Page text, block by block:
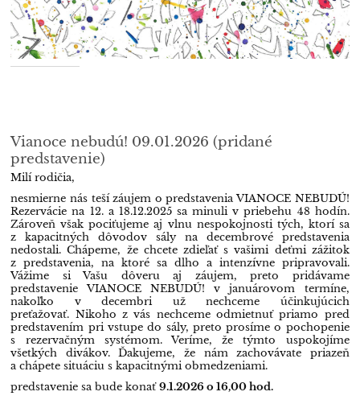
Vianoce nebudú! 09.01.2026 (pridané
predstavenie)
Milí rodičia,
nesmierne nás teší záujem o predstavenia VIANOCE NEBUDÚ!
Rezervácie na 12. a 18.12.2025 sa minuli v priebehu 48 hodín.
Zároveň však pociťujeme aj vlnu nespokojnosti tých, ktorí sa
z kapacitných dôvodov sály na decembrové predstavenia
nedostali. Chápeme, že chcete zdieľať s vašimi deťmi zážitok
z predstavenia, na ktoré sa dlho a intenzívne pripravovali.
Vážime si Vašu dôveru aj záujem, preto pridávame
predstavenie VIANOCE NEBUDÚ! v januárovom termíne,
nakoľko v decembri už nechceme účinkujúcich
preťažovať. Nikoho z vás nechceme odmietnuť priamo pred
predstavením pri vstupe do sály, preto prosíme o pochopenie
s rezervačným systémom. Veríme, že týmto uspokojíme
všetkých divákov. Ďakujeme, že nám zachovávate priazeň
a chápete situáciu s kapacitnými obmedzeniami.
predstavenie sa bude konať 9.1.2026 o 16,00 hod.